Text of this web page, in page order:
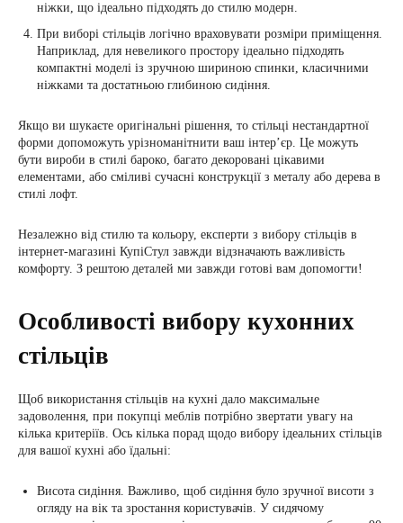
ніжки, що ідеально підходять до стилю модерн.
При виборі стільців логічно враховувати розміри приміщення.
Наприклад, для невеликого простору ідеально підходять
компактні моделі із зручною шириною спинки, класичними
ніжками та достатньою глибиною сидіння.
Якщо ви шукаєте оригінальні рішення, то стільці нестандартної
форми допоможуть урізноманітнити ваш інтер’єр. Це можуть
бути вироби в стилі бароко, багато декоровані цікавими
елементами, або сміливі сучасні конструкції з металу або дерева в
стилі лофт.
Незалежно від стилю та кольору, експерти з вибору стільців в
інтернет-магазині КупіСтул завжди відзначають важливість
комфорту. З рештою деталей ми завжди готові вам допомогти!
Особливості вибору кухонних
стільців
Щоб використання стільців на кухні дало максимальне
задоволення, при покупці меблів потрібно звертати увагу на
кілька критеріїв. Ось кілька порад щодо вибору ідеальних стільців
для вашої кухні або їдальні:
Висота сидіння. Важливо, щоб сидіння було зручної висоти з
огляду на вік та зростання користувачів. У сидячому